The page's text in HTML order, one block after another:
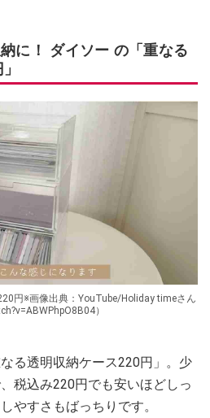
に！ ダイソー の「重なる
円※画像出典：YouTube/Holiday timeさん
）
る透明収納ケース220円」。少
税込み220円でも安いほどしっ
やすさもばっちりです。